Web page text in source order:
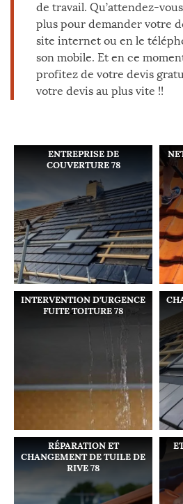
de travail. Qu’attendez-
plus pour demander votre
site internet ou en le
son mobile. Et en ce
profitez de votre devis
votre devis au plus vite !!
ENTREPRISE DE
COUVERTURE 78
INTERVENTION D'URGENCE
FUITE TOITURE 78
RÉPARATION ET
CHANGEMENT DE TUILE DE
RIVE 78